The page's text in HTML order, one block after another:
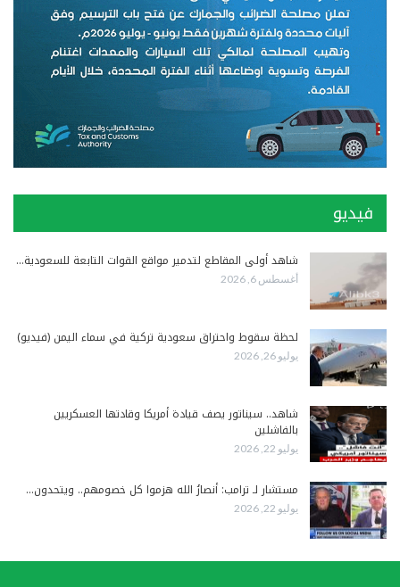
فيديو
شاهد أولى المقاطع لتدمير مواقع القوات التابعة للسعودية…
أغسطس 6, 2026
لحظة سقوط واحتراق سعودية تركية في سماء اليمن (فيديو)
يوليو 26, 2026
شاهد.. سيناتور يصف قيادة أمريكا وقادتها العسكريين
بالفاشلين
يوليو 22, 2026
مستشار لـ ترامب: أنصارُ الله هزموا كل خصومهم.. ويتحدون…
يوليو 22, 2026